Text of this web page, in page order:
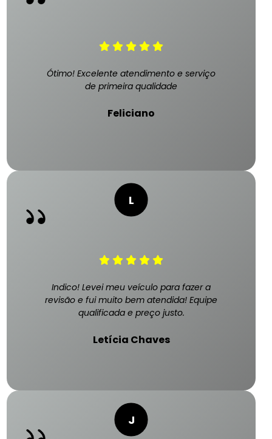
Ótimo! Excelente atendimento e serviço
de primeira qualidade
Feliciano
Indico! Levei meu veículo para fazer a
revisão e fui muito bem atendida! Equipe
qualificada e preço justo.
Letícia Chaves